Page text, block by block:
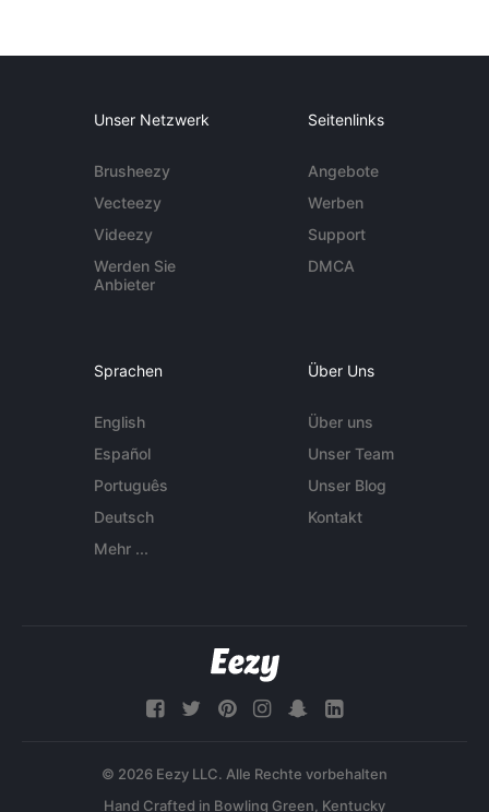
Unser Netzwerk
Brusheezy
Vecteezy
Videezy
Werden Sie
Anbieter
Seitenlinks
Angebote
Werben
Support
DMCA
Sprachen
English
Español
Português
Deutsch
Mehr ...
Über Uns
Über uns
Unser Team
Unser Blog
Kontakt
© 2026 Eezy LLC. Alle Rechte vorbehalten